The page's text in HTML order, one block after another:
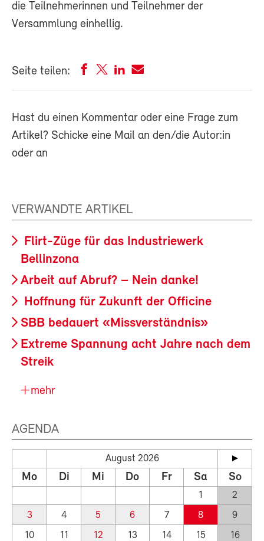
die Teilnehmerinnen und Teilnehmer der
Versammlung einhellig.
Seite teilen:
Hast du einen Kommentar oder eine Frage zum
Artikel? Schicke eine Mail an den/die Autor:in
oder an
VERWANDTE ARTIKEL
Flirt-Züge für das Industriewerk
Bellinzona
Arbeit auf Abruf? – Nein danke!
Hoffnung für Zukunft der Officine
SBB bedauert «Missverständnis»
Extreme Spannung acht Jahre nach dem
Streik
mehr
AGENDA
August 2026
Mo Di Mi Do Fr Sa So
1
2
3
4 5 6 7 8
9
10
11 12 13 14 15 16